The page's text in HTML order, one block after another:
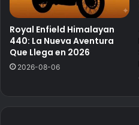
Royal Enfield Himalayan
440: La Nueva Aventura
Que Llega en 2026
2026-08-06